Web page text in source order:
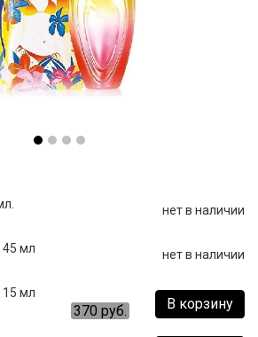
нет в наличии
нет в наличии
мл
В корзину
мл
370 руб.